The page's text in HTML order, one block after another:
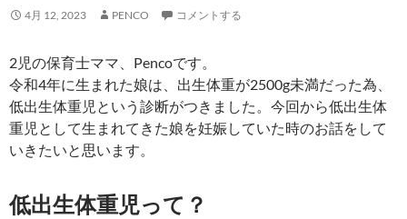
4月 12, 2023 PENCO コメントする
2児の保育士ママ、Pencoです。
令和4年に生まれた娘は、出生体重が2500g未満だった為、
低出生体重児という診断がつきました。今回から低出生体
重児として生まれてきた娘を妊娠していた時のお話をして
いきたいと思います。
低出生体重児って？